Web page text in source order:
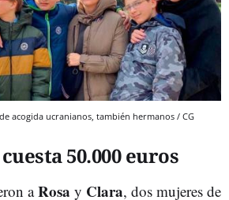
acogida ucranianos, también hermanos / CG
50.000 euros
aRosa y Clara, dos mujeres de